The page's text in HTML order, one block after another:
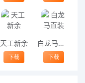
天工新余
下载
白龙马直装
下载